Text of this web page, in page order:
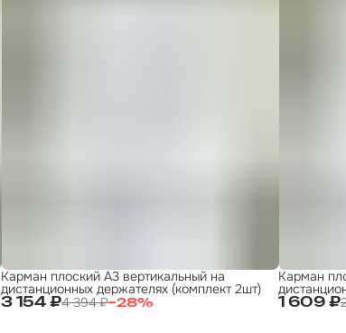
3 154 ₽4 394 ₽−28%
Карман плоский А3 вертикальный на
дистанционных держателях (комплект 2шт)
1 609 ₽
Карман